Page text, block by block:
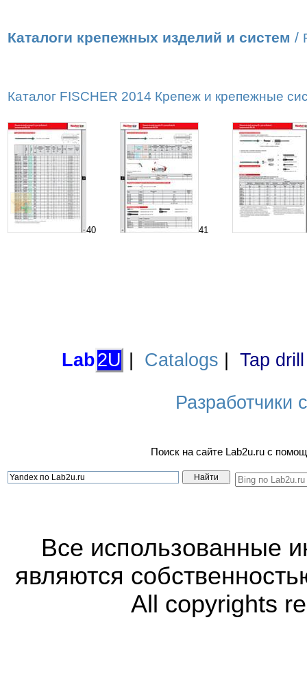
Каталоги крепежных изделий и систем /
Каталог FISCHER 2014 Крепеж и крепежные
40 41
Lab2U Catalogs Tap
Разработчики
Поиск на сайте Lab2u.ru с
Все использованные
являются
All copyrights